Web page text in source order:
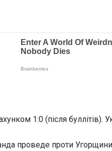
1:0 (після буллітів).
проведе проти Угорщини